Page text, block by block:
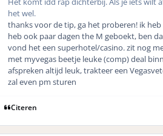
het wel.
thanks voor de tip, ga het proberen! ik
heb ook paar dagen the M geboekt, ben
vond het een superhotel/casino. zit nog
met myvegas beetje leuke (comp) deal
afspreken altijd leuk, trakteer een
zal even pm sturen
Citeren